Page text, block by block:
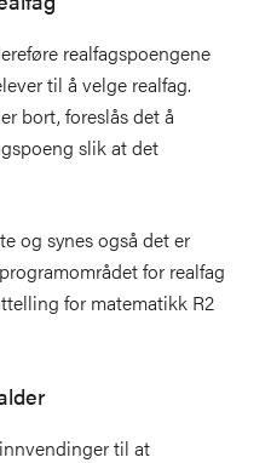
realfagspoengene
til å velge realfag.
bort, foreslås det å
slik at det
og synes også det er
for realfag
for matematikk R2
til at